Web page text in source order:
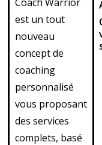
est un tout
nouveau
concept de
coaching
personnalisé
vous proposant
des services
complets, basé